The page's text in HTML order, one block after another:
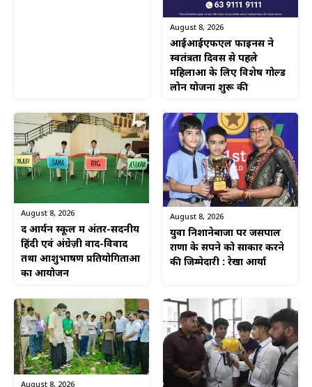
August 8, 2026
आईआईएफएल फाइनेंस ने
स्वतंत्रता दिवस से पहले
महिलाओं के लिए विशेष गोल्ड
लोन योजना शुरू की
August 8, 2026
द आर्यन स्कूल में अंतर-सदनीय
हिंदी एवं अंग्रेज़ी वाद-विवाद
तथा आशुभाषण प्रतियोगिताओं
का आयोजन
August 8, 2026
युवा निशानेबाजों पर जसपाल
राणा के सपने को साकार करने
की जिम्मेदारी : रेखा आर्या
August 8, 2026